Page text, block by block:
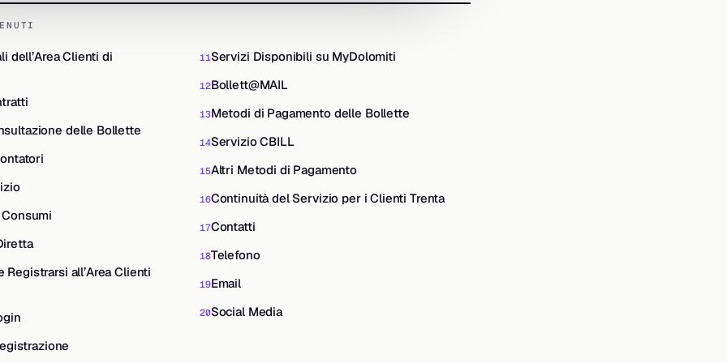
dell’Area Clienti di
delle Bollette
Registrarsi all’Area Clienti
Servizi Disponibili su MyDolomiti
Bollett@MAIL
Metodi di Pagamento delle Bollette
Servizio CBILL
Altri Metodi di Pagamento
Continuità del Servizio per i Clienti Trenta
Contatti
Telefono
Email
Social Media